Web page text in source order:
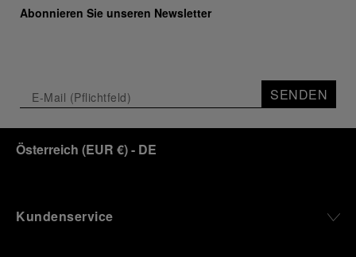
Abonnieren Sie unseren Newsletter
SENDEN
Österreich (EUR €)- DE
Kundenservice